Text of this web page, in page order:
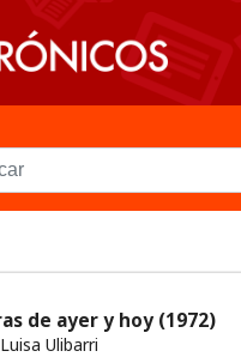
de ayer y hoy (1972)
Luisa Ulibarri